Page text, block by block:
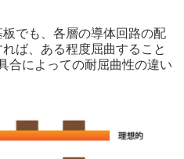
でも、各層の導体回路の配
ば、ある程度屈曲すること
合によっての耐屈曲性の違い